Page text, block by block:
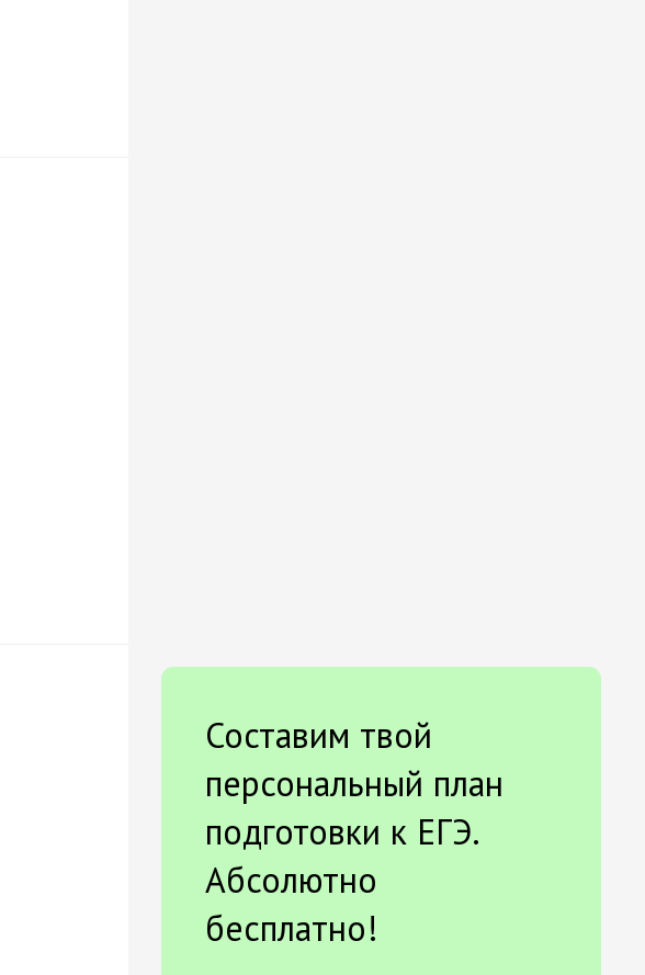
Составим твой
персональный план
подготовки к ЕГЭ.
Абсолютно
бесплатно!